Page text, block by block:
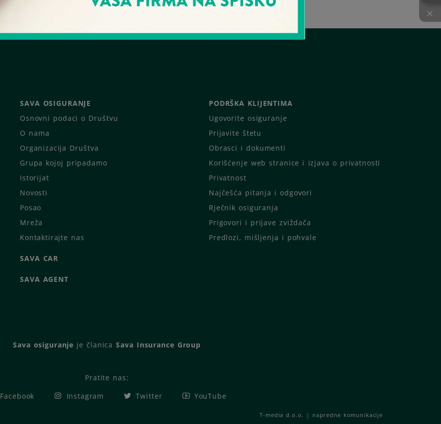
SAVA OSIGURANJE
Osnovni podaci o Društvu
O nama
Organizacija Društva
Grupa kojoj pripadamo
Istorijat
Novosti
Posao
Mreža
Kontaktirajte nas
SAVA CAR
SAVA AGENT
PODRŠKA KLIJENTIMA
Ugovorite osiguranje
Prijavite štetu
Obrasci i dokumenti
Korišćenje web stranice i izjava o privatnosti
Privatnost
Najčešća pitanja i odgovori
Rječnik osiguranja
Prigovori i prijave zviždača
Predlozi, mišljenja i pohvale
Sava osiguranje je članicaSava Insurance Group
Pratite nas:
Facebook
Instagram Twitter YouTube
T-media d.o.o. | napredne komunikacije
×